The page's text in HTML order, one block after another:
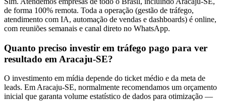
de forma 100% remota. Toda a operação (gestão de tráfego,
atendimento com IA, automação de vendas e dashboards) é online,
com reuniões semanais e canal direto no WhatsApp.
Quanto preciso investir em tráfego pago para ver
resultado em Aracaju-SE?
O investimento em mídia depende do ticket médio e da meta de
leads. Em Aracaju-SE, normalmente recomendamos um orçamento
inicial que garanta volume estatístico de dados para otimização —